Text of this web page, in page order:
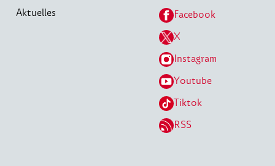
Aktuelles
Facebook
X
Instagram
Youtube
Tiktok
RSS